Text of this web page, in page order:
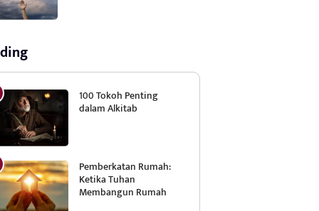
100 Tokoh Penting
dalam Alkitab
Pemberkatan Rumah:
Ketika Tuhan
Membangun Rumah